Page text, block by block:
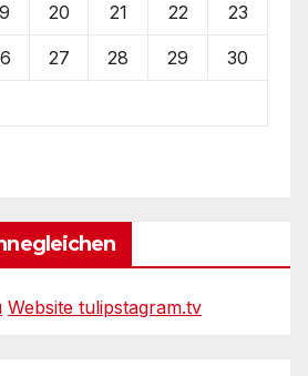
20 21 22 23
27 28 29 30
Website tulipstagram.tv